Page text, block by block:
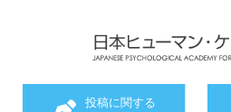
投稿に関する